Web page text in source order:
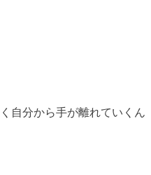
自分から手が離れていくん